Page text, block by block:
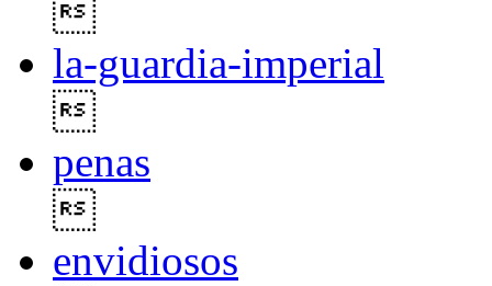
la-guardia-imperial
penas
envidiosos